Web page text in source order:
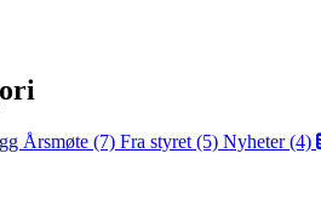
Årsmøte (7) Fra styret (5) Nyheter (4)